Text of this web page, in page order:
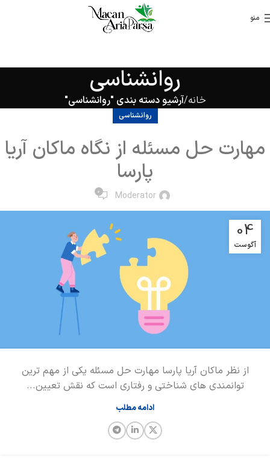
منو
روانشناسی
خانه آرشیو دسته بندی "روانشناسی"
روانشناسی
مهارت حل مسئله از نگاه ماکان آریا
پارسا
Moderator
0
04
آگوست
از نظر ماکان آریا پارسا مهارت حل مسئله یکی از مهم ترین
توانمندی های شناختی و رفتاری است که نقش تعیین...
ادامه مطلب